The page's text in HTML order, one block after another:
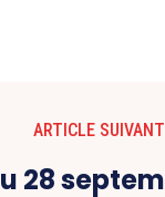
ARTICLE SUIVANT